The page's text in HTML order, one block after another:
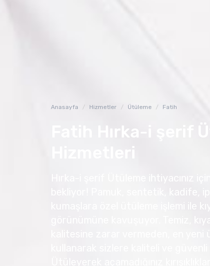
Anasayfa Hizmetler Ütüleme Fatih